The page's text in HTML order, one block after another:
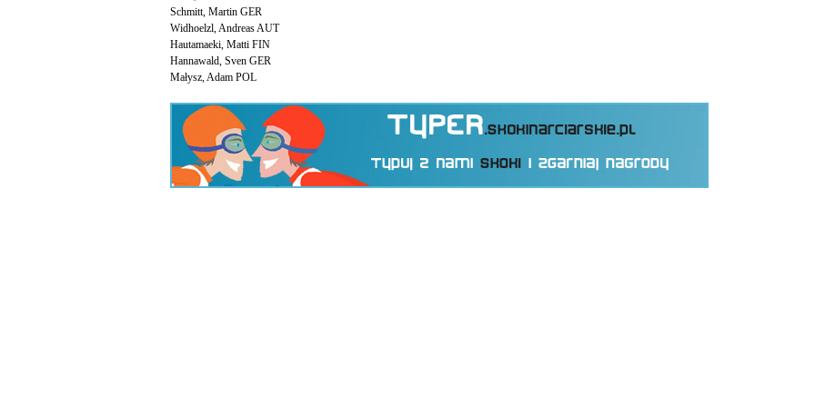
Schmitt, Martin GER
Widhoelzl, Andreas AUT
Hautamaeki, Matti FIN
Hannawald, Sven GER
Małysz, Adam POL